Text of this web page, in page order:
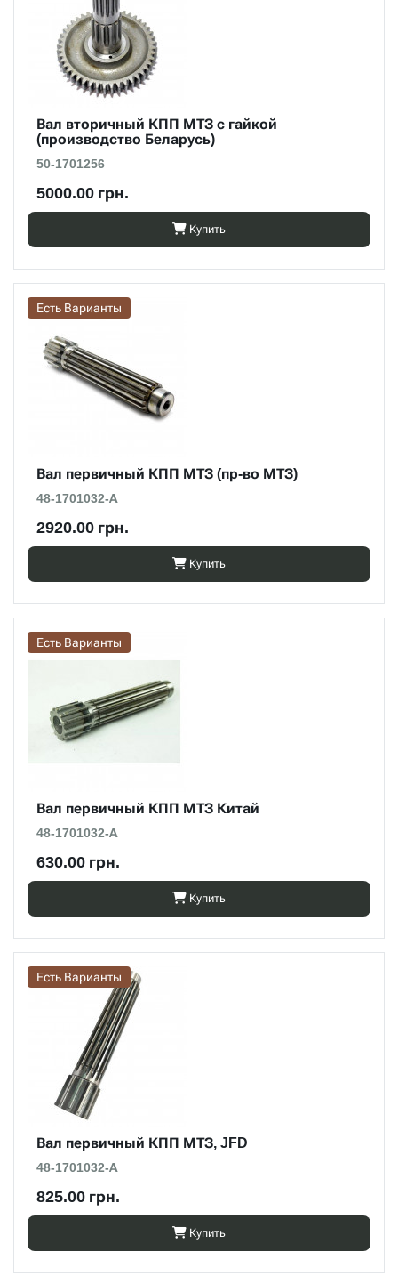
Вал вторичный КПП МТЗ с гайкой
(производство Беларусь)
50-1701256
5000.00 грн.
Купить
Есть Варианты
Вал первичный КПП МТЗ (пр-во МТЗ)
48-1701032-А
2920.00 грн.
Купить
Есть Варианты
Вал первичный КПП МТЗ Китай
48-1701032-А
630.00 грн.
Купить
Есть Варианты
Вал первичный КПП МТЗ, JFD
48-1701032-А
825.00 грн.
Купить